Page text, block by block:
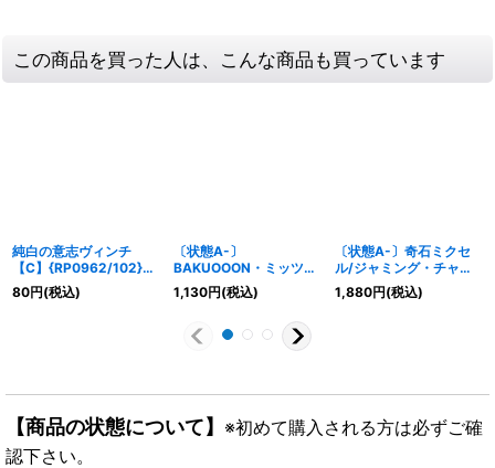
この商品を買った人は、こんな商品も買っています
純白の意志ヴィンチ
【C】{RP0962/102}
《GR》
80円(税込)
〔状態A-〕
BAKUOOON・ミッツァ
イル【SR】{23EX2超
G5/超G12}《火》
1,130円(税込)
〔状態A-〕奇石ミクセ
ル/ジャミング・チャフ
【R】{23EX2超G11/超
G12}《光》
1,880円(税込)
【商品の状態について】 ※初めて購入される方は必ずご確
認下さい。